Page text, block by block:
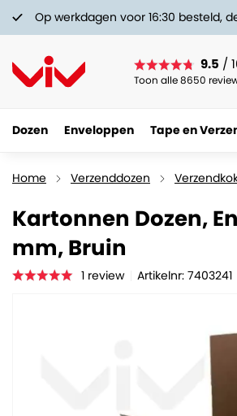
Op werkdagen voor 16:30 besteld,
9.5 /
Toon alle 8650
Dozen Enveloppen Tape en
Home Verzenddozen
Kartonnen Dozen,
mm, Bruin
1 review Artikelnr: 7403241